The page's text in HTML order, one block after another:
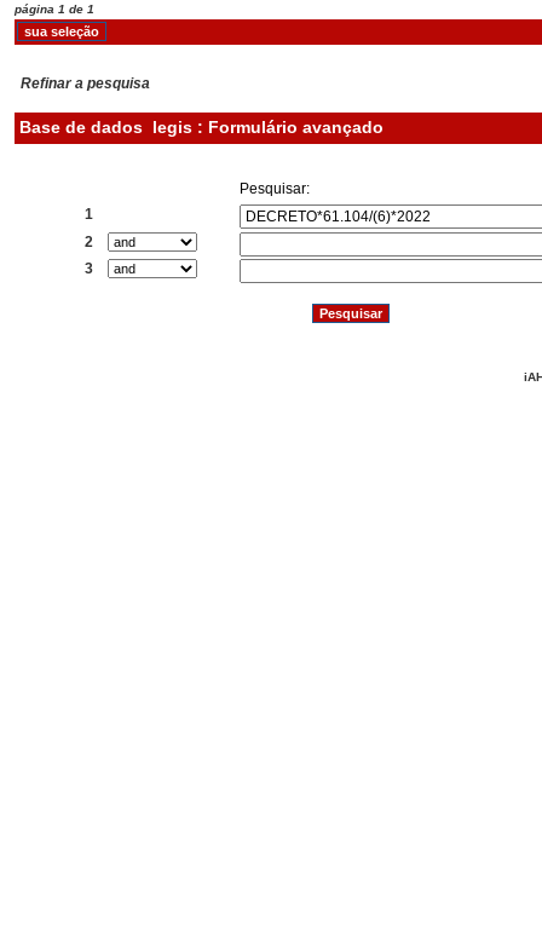
página 1 de 1
Refinar a pesquisa
Base de dados legis : Formulário avançado
Pesquisar:
1
2
3